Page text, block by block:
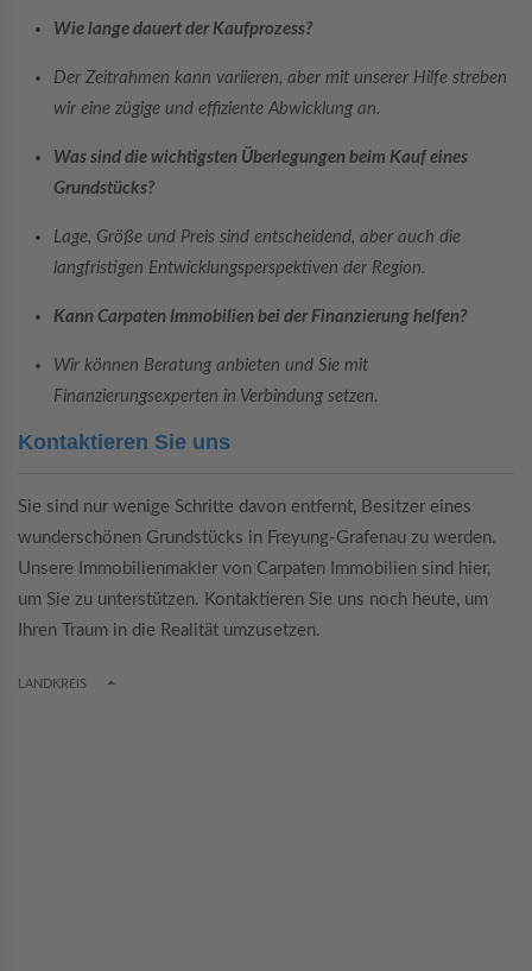
Wie lange dauert der Kaufprozess?
Der Zeitrahmen kann variieren, aber mit unserer Hilfe streben
wir eine zügige und effiziente Abwicklung an.
Was sind die wichtigsten Überlegungen beim Kauf eines
Grundstücks?
Lage, Größe und Preis sind entscheidend, aber auch die
langfristigen Entwicklungsperspektiven der Region.
Kann Carpaten Immobilien bei der Finanzierung helfen?
Wir können Beratung anbieten und Sie mit
Finanzierungsexperten in Verbindung setzen.
Kontaktieren Sie uns
Sie sind nur wenige Schritte davon entfernt, Besitzer eines
wunderschönen Grundstücks in Freyung-Grafenau zu werden.
Unsere Immobilienmakler von Carpaten Immobilien sind hier,
um Sie zu unterstützen. Kontaktieren Sie uns noch heute, um
Ihren Traum in die Realität umzusetzen.
LANDKREIS TOGGLE DROPDOWN